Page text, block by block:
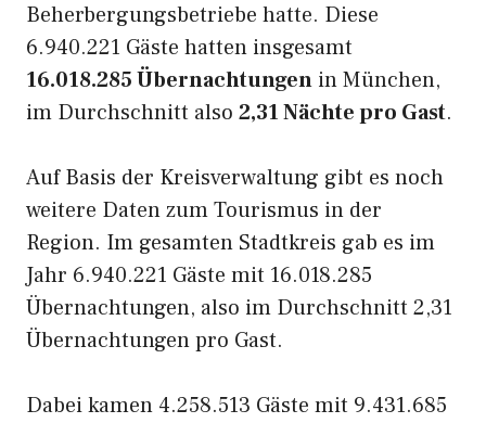
Beherbergungsbetriebe hatte. Diese
6.940.221 Gäste hatten insgesamt
16.018.285 Übernachtungen in München,
im Durchschnitt also 2,31 Nächte pro Gast.
Auf Basis der Kreisverwaltung gibt es noch
weitere Daten zum Tourismus in der
Region. Im gesamten Stadtkreis gab es im
Jahr 6.940.221 Gäste mit 16.018.285
Übernachtungen, also im Durchschnitt 2,31
Übernachtungen pro Gast.
Dabei kamen 4.258.513 Gäste mit 9.431.685